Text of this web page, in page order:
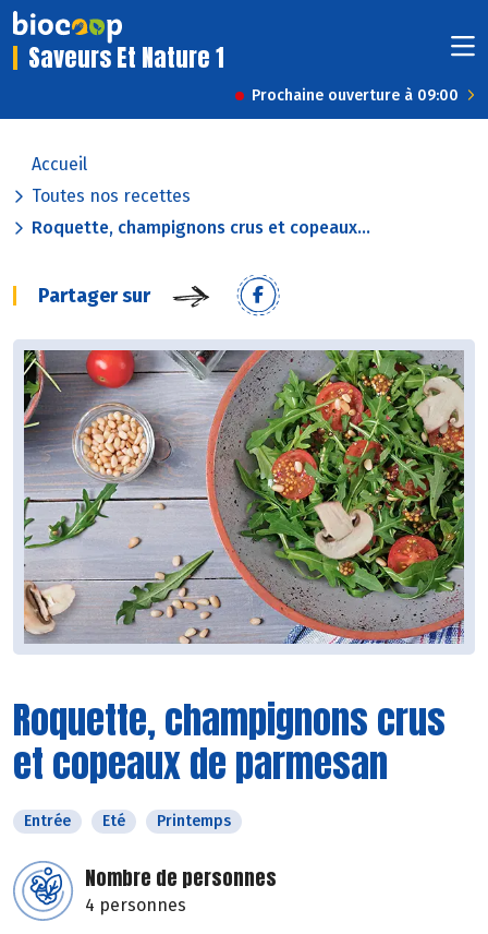
Saveurs Et Nature 1
Prochaine ouverture à 09:00
Accueil
Toutes nos recettes
Roquette, champignons crus et copeaux...
Partager sur
Roquette, champignons crus
et copeaux de parmesan
Entrée Eté Printemps
Nombre de personnes
4 personnes